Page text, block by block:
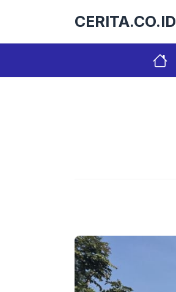
CERITA.CO.ID